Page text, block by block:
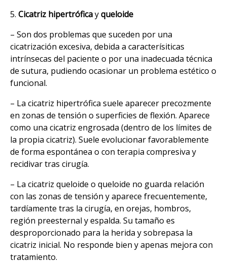
5. Cicatriz hipertróficayqueloide
– Son dos problemas que suceden por una
cicatrización excesiva, debida a caracterísiticas
intrínsecas del paciente o por una inadecuada técnica
de sutura, pudiendo ocasionar un problema estético o
funcional.
– La cicatriz hipertrófica suele aparecer precozmente
en zonas de tensión o superficies de flexión. Aparece
como una cicatriz engrosada (dentro de los límites de
la propia cicatriz). Suele evolucionar favorablemente
de forma espontánea o con terapia compresiva y
recidivar tras cirugía.
– La cicatriz queloide o queloide no guarda relación
con las zonas de tensión y aparece frecuentemente,
tardíamente tras la cirugía, en orejas, hombros,
región preesternal y espalda. Su tamaño es
desproporcionado para la herida y sobrepasa la
cicatriz inicial. No responde bien y apenas mejora con
tratamiento.